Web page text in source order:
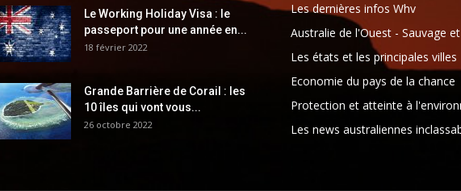
Le Working Holiday Visa : le
passeport pour une année en...
18 février 2022
Grande Barrière de Corail : les
10 îles qui vont vous...
26 octobre 2022
Les dernières infos Whv
Australie de l'Ouest - Sauvage
Les états et les principales villes
Economie du pays de la chance
Protection et atteinte à
Les news australiennes